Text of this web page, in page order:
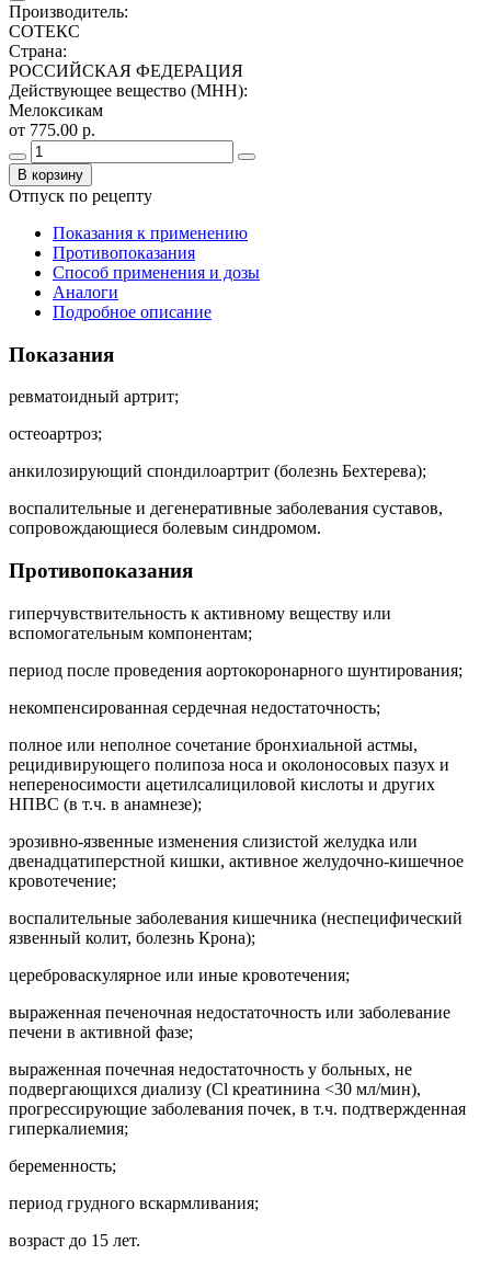
Производитель:
СОТЕКС
Страна:
РОССИЙСКАЯ ФЕДЕРАЦИЯ
Действующее вещество (МНН):
Мелоксикам
от 775.00 р.
В корзину
Отпуск по рецепту
Показания к применению
Противопоказания
Способ применения и дозы
Аналоги
Подробное описание
Показания
ревматоидный артрит;
остеоартроз;
анкилозирующий спондилоартрит (болезнь Бехтерева);
воспалительные и дегенеративные заболевания суставов,
сопровождающиеся болевым синдромом.
Противопоказания
гиперчувствительность к активному веществу или
вспомогательным компонентам;
период после проведения аортокоронарного шунтирования;
некомпенсированная сердечная недостаточность;
полное или неполное сочетание бронхиальной астмы,
рецидивирующего полипоза носа и околоносовых пазух и
непереносимости ацетилсалициловой кислоты и других
НПВС (в т.ч. в анамнезе);
эрозивно-язвенные изменения слизистой желудка или
двенадцатиперстной кишки, активное желудочно-кишечное
кровотечение;
воспалительные заболевания кишечника (неспецифический
язвенный колит, болезнь Крона);
цереброваскулярное или иные кровотечения;
выраженная печеночная недостаточность или заболевание
печени в активной фазе;
выраженная почечная недостаточность у больных, не
подвергающихся диализу (Cl креатинина <30 мл/мин),
прогрессирующие заболевания почек, в т.ч. подтвержденная
гиперкалиемия;
беременность;
период грудного вскармливания;
возраст до 15 лет.